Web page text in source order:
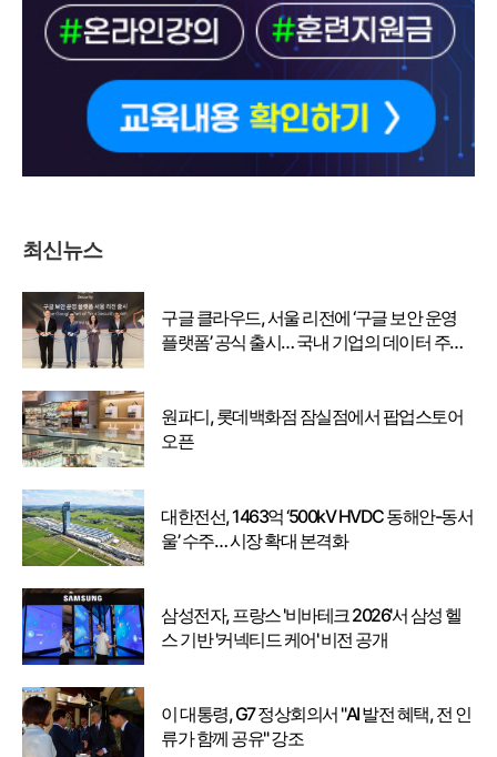
최신뉴스
구글 클라우드, 서울 리전에 ‘구글 보안 운영
플랫폼’ 공식 출시… 국내 기업의 데이터 주권
원파디, 롯데백화점 잠실점에서 팝업스토어
오픈
대한전선, 1463억 ‘500kV HVDC 동해안-동서
울’ 수주… 시장 확대 본격화
삼성전자, 프랑스 '비바테크 2026'서 삼성 헬
스 기반 '커넥티드 케어' 비전 공개
이 대통령, G7 정상회의서 "AI 발전 혜택, 전 인
류가 함께 공유" 강조